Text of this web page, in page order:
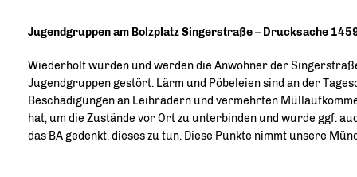
Jugendgruppen am Bolzplatz Singerstraße – Drucksache
Wiederholt wurden und werden die Anwohner der
Jugendgruppen gestört. Lärm und Pöbeleien sind an der
Beschädigungen an Leihrädern und vermehrten
hat, um die Zustände vor Ort zu unterbinden und wurde ggf.
das BA gedenkt, dieses zu tun. Diese Punkte nimmt unsere